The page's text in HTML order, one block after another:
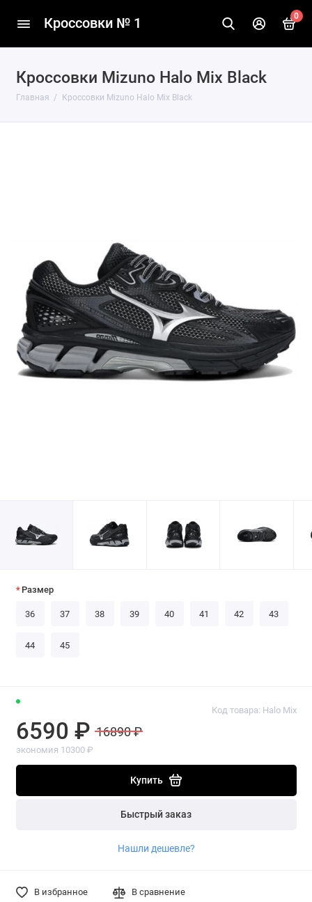
Кроссовки № 1 0
Кроссовки Mizuno Halo Mix Black
Главная Кроссовки Mizuno Halo Mix Black
Код товара: Halo Mix
6590 ₽ 16890 ₽
экономия 10300 ₽
Купить
Быстрый заказ
Нашли дешевле?
В избранное В сравнение
Размер
36 37 38 39 40 41 42 43
44 45